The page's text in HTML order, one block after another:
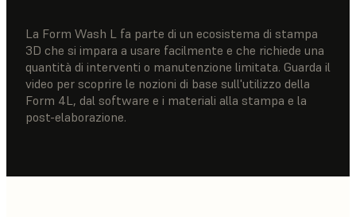
La Form Wash L fa parte di un ecosistema di stampa
3D che si impara a usare facilmente e che richiede una
quantità di interventi o manutenzione limitata. Guarda il
video per scoprire le nozioni di base sull'utilizzo della
Form 4L, dal software e i materiali alla stampa e la
post-elaborazione.